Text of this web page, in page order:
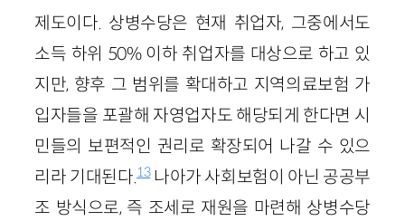
제도이다. 상병수당은 현재 취업자, 그중에서도
소득 하위 50% 이하 취업자를 대상으로 하고 있
지만, 향후 그 범위를 확대하고 지역의료보험 가
입자들을 포괄해 자영업자도 해당되게 한다면 시
민들의 보편적인 권리로 확장되어 나갈 수 있으
리라 기대된다.13나아가 사회보험이 아닌 공공부
조 방식으로, 즉 조세로 재원을 마련해 상병수당